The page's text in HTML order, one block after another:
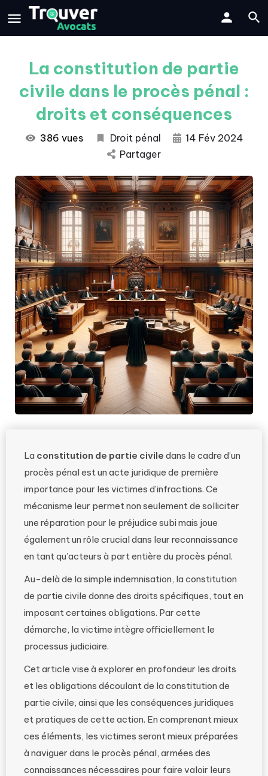
La constitution de partie
civile dans le procès pénal :
droits et conséquences
386 vues Droit pénal
14 Fév 2024
Partager
La constitution de partie civile dans le cadre d’un
procès pénal est un acte juridique de première
importance pour les victimes d’infractions. Ce
mécanisme leur permet non seulement de solliciter
une réparation pour le préjudice subi mais joue
également un rôle crucial dans leur reconnaissance
en tant qu’acteurs à part entière du procès pénal.
Au-delà de la simple indemnisation, la constitution
de partie civile donne des droits spécifiques, tout en
imposant certaines obligations. Par cette
démarche, la victime intègre officiellement le
processus judiciaire.
Cet article vise à explorer en profondeur les droits
et les obligations découlant de la constitution de
partie civile, ainsi que les conséquences juridiques
et pratiques de cette action. En comprenant mieux
ces éléments, les victimes seront mieux préparées
à naviguer dans le procès pénal, armées des
connaissances nécessaires pour faire valoir leurs